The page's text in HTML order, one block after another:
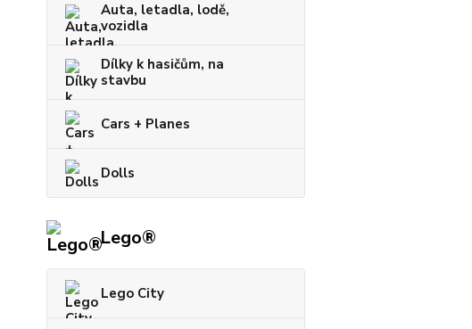
Auta, letadla, lodě,
vozidla
Dílky k hasičům, na
stavbu
Cars + Planes
Dolls
Lego®
Lego City